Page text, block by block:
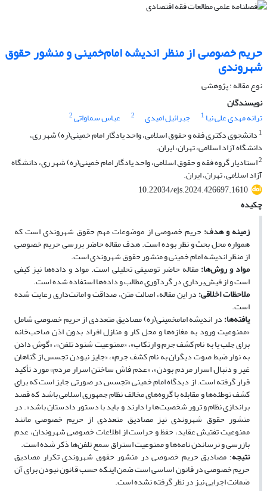
حریم خصوصی از منظر اندیشه امام‌خمینی و منشور حقوق
شهروندی
نوع مقاله : پژوهشی
نویسندگان
ترانه مهدی علی نیا 1 جبرائیل امیدی 2 عباس سماواتی2
1 دانشجوی دکتری فقه و حقوق اسلامی، واحد یادگار امام خمینی(ره) شهر ری،
دانشگاه آزاد اسلامی، تهران، ایران.
2استادیار گروه فقه و حقوق اسلامی، واحد یادگار امام خمینی(ره) شهر ری، دانشگاه
آزاد اسلامی، تهران، ایران.
10.22034/ejs.2024.426697.1610
چکیده
زمینه و هدف: حریم خصوصی از موضوعات مهم حقوق شهروندی است که
همواره محل بحث و نظر بوده است. هدف مقاله حاضر بررسی حریم خصوصی
از منظر اندیشه امام­ خمینی و منشور حقوق شهروندی است.
مواد و روش‌ها:مقاله حاضر توصیفی تحلیلی است. مواد و داده‌ها نیز کیفی
است و از فیش‌برداری در گردآوری مطالب و داده‌ها استفاده ‌شده است.
ملاحظات اخلاقی:در این مقاله، اصالت متن، صداقت و امانت‌داری رعایت شده
است.
یافته‌ها:در اندیشه امام­خمینی(ره) مصادیق متعددی از حریم خصوصی شامل
«ممنوعیتورود به مغازه‌ها و محل کار و منازل افراد بدون اذن صاحب‌خانه
برای جلب یا به نام کشف جرم و ارتکاب»، «ممنوعیت شنود تلفن»، «گوش دادن
به نوار ضبط صوت­ دیگران به نام کشف جرم»، «جایز نبودن تجسس از گناهان
غیر و دنبال اسرار مردم بودن»، «عدم فاش ساختن اسرار مردم» مورد تأکید
قرار گرفته است. از دیدگاه امام­ خمینی «تجسس در صورتی جایز است که برای
کشف توطئه‌ها و مقابله با گروه‌های مخالف نظام جمهوری اسلامی­ باشد که قصد
براندازی نظام و ترور شخصیت‌ها را دارند و باید با دستور دادستان باشد». در
منشور حقوق شهروندی نیز مصادیق متعددی از حریم خصوصی مانند
ممنوعیت تفتیش عقاید، حفظ و حراست از اطلاعات خصوصی شهروندان، عدم
بازرسی و نرساندن نامه‌ها و ممنوعیت استراق سمع تلفن‌ها ذکر شده است.
نتیجه: مصادیق حریم خصوصی در منشور حقوق شهروندی تکرار مصادیق
حریم خصوصی در قانون اساسی است ضمن اینکه حسب قانون نبودن برای آن
ضمانت اجرایی نیز در نظر گرفته نشده است.